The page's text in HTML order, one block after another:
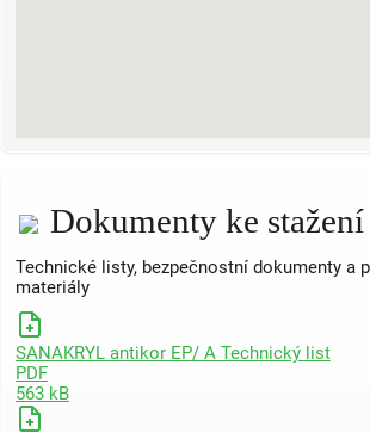
Dokumenty ke stažení
Technické listy, bezpečnostní dokumenty a
materiály
SANAKRYL antikor EP/ A Technický list
PDF
563 kB